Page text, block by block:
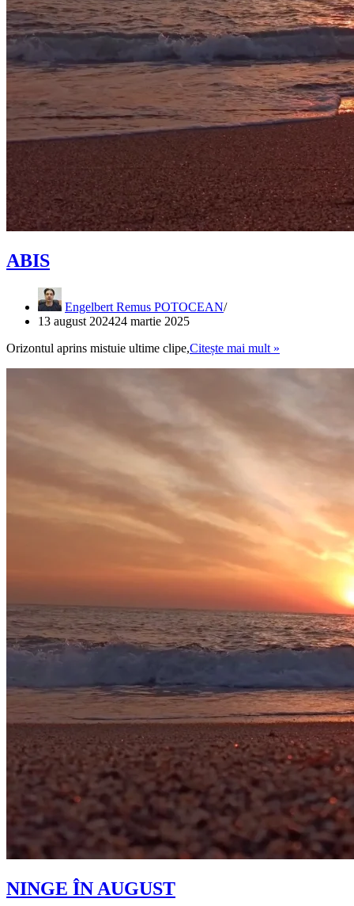
ABIS
Engelbert Remus POTOCEAN
13 august 202424 martie 2025
Orizontul aprins mistuie ultime clipe,Citește mai mult »
NINGE ÎN AUGUST